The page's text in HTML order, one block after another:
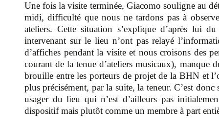
Une fois la visite terminée, Giacomo souligne au
midi, difficulté que nous ne tardons pas à
ateliers. Cette situation s’explique d’après lui
intervenant sur le lieu n’ont pas relayé
d’affiches pendant la visite et nous croisons des
courant de la tenue d’ateliers musicaux), manque
brouille entre les porteurs de projet de la BHN et
plus précisément, par la suite, la teneur. C’est
usager du lieu qui n’est d’ailleurs pas
dispositif mais plutôt comme un membre à part